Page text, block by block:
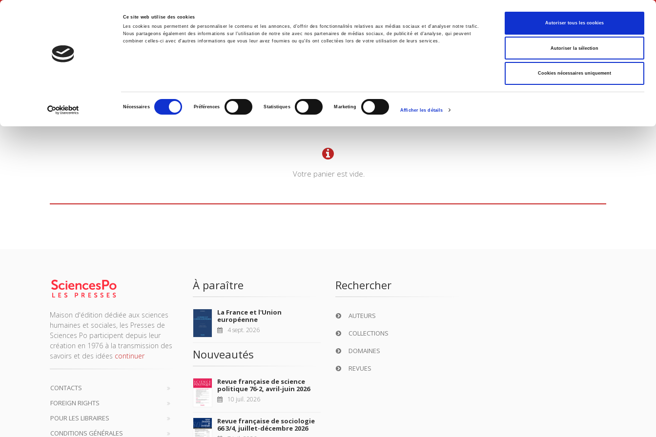
Ce site web utilise des cookies
Les cookies nous permettent de personnaliser le contenu et les annonces, d'offrir des fonctionnalités relatives aux médias sociaux et d'analyser notre trafic.
Nous partageons également des informations sur l'utilisation de notre site avec nos partenaires de médias sociaux, de publicité et d'analyse, qui peuvent
combiner celles-ci avec d'autres informations que vous leur avez fournies ou qu'ils ont collectées lors de votre utilisation de leurs services.
consentement
Nécessaires Préférences Statistiques Marketing
Afficher les détails
Autoriser tous les cookies
Autoriser la sélection
Cookies nécessaires uniquement
Français
Accueil Environnement Histoire International
PANIER D'ACHATS
Votre panier est vide.
Maison d'édition dédiée aux sciences
humaines et sociales, les Presses de
Sciences Po participent depuis leur
création en 1976 à la transmission des
savoirs et des idées continuer
CONTACTS
FOREIGN RIGHTS
POUR LES LIBRAIRES
CONDITIONS GÉNÉRALES
À paraître
La France et l'Union
européenne
4 sept. 2026
Nouveautés
Revue française de science
politique 76-2, avril-juin 2026
10 juil. 2026
Revue française de sociologie
66 3/4, juillet-décembre 2026
Rechercher
AUTEURS
COLLECTIONS
DOMAINES
REVUES